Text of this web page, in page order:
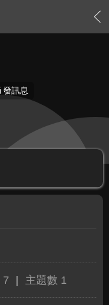
發訊息
7 主題數 1